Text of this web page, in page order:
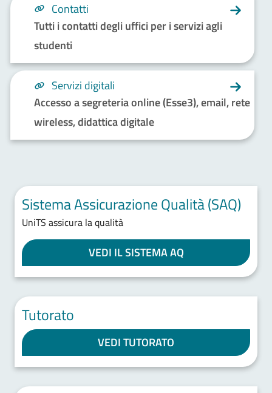
Contatti
Tutti i contatti degli uffici per i servizi agli
studenti
Servizi digitali
Accesso a segreteria online (Esse3), email, rete
wireless, didattica digitale
Sistema Assicurazione Qualità (SAQ)
UniTS assicura la qualità
VEDI IL SISTEMA AQ
Tutorato
VEDI TUTORATO